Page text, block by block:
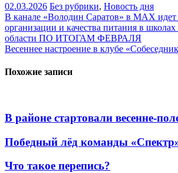
02.03.2026 Без рубрики, Новость дня
Навигация
по
записям
В канале «Володин Саратов» в МАХ идет
организации и качества питания в школах
области ПО ИТОГАМ ФЕВРАЛЯ
Весеннее настроение в клубе
Похожие записи
В районе стартовали весенне-
Победный лёд команды
Что такое перепись?